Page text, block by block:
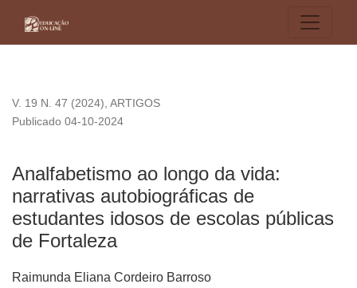
V. 19 N. 47 (2024), ARTIGOS
Analfabetismo ao longo da vida:
narrativas autobiográficas de
estudantes idosos de escolas públicas
de Fortaleza
Publicado 04-10-2024
Raimunda Eliana Cordeiro Barroso